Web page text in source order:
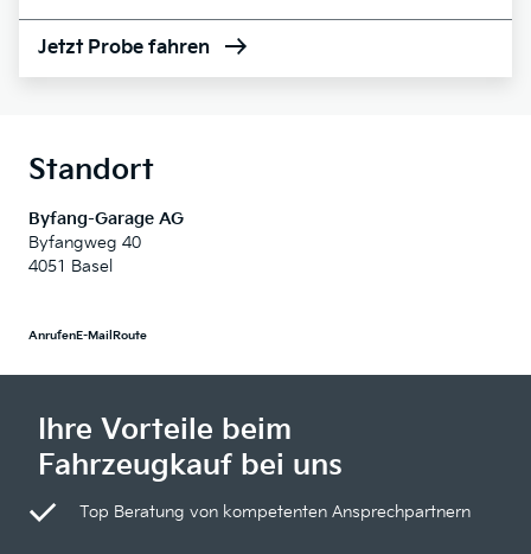
Jetzt Probe fahren
Standort
Byfang-Garage AG
Byfangweg 40
4051 Basel
AnrufenE-Mail Route
Ihre Vorteile beim
Fahrzeugkauf bei uns
Top Beratung von kompetenten Ansprechpartnern